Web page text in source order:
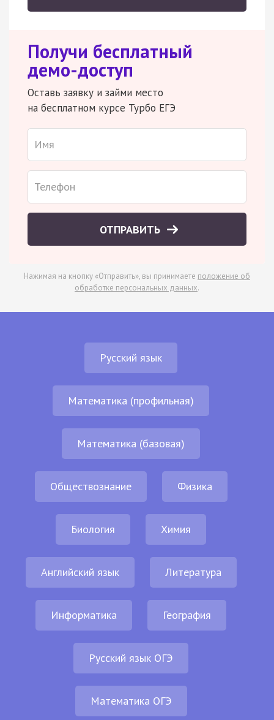
Получи бесплатный
демо-доступ
Оставь заявку и займи место
на бесплатном курсе Турбо ЕГЭ
ОТПРАВИТЬ
Нажимая на кнопку «Отправить», вы принимаете положение об
обработке персональных данных.
Русский язык
Математика (профильная)
Математика (базовая)
Обществознание Физика
Биология Химия
Английский язык Литература
Информатика География
Русский язык ОГЭ
Математика ОГЭ